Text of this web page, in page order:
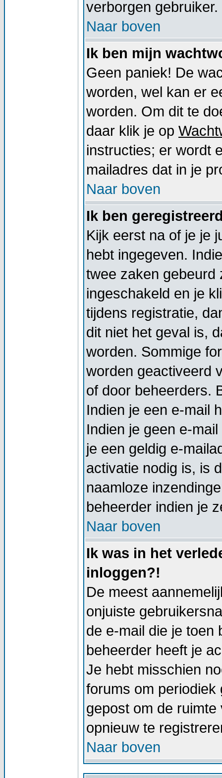
verborgen gebruiker.
Naar boven
Ik ben mijn
Geen paniek! De
worden, wel kan er
worden. Om dit te
daar klik je op
instructies; er wordt
mailadres dat in je
Naar boven
Ik ben
Kijk eerst na of je je
hebt ingegeven.
twee zaken gebeurd
ingeschakeld en je
tijdens registratie,
dit niet het geval is,
worden. Sommige
worden geactiveerd
of door beheerders.
Indien je een e-mail
Indien je geen e-
je een geldig e-
activatie nodig is, is
naamloze
beheerder indien je
Naar boven
Ik was in het
inloggen?!
De meest
onjuiste
de e-mail die je toen
beheerder heeft je
Je hebt misschien
forums om periodiek
gepost om de
opnieuw te
Naar boven